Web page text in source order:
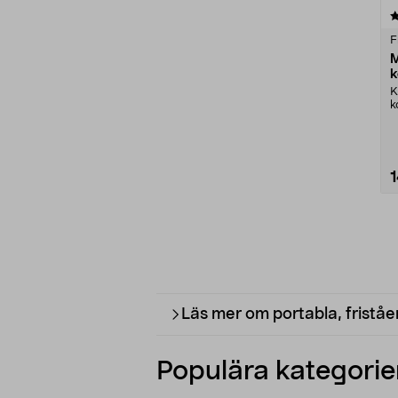
Läs mer om portabla,
Populära